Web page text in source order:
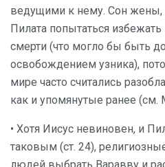
ведущими к нему. Сон жены,
Пилата попытаться
смерти (что могло бы быть
освобождением узника),
мире часто считались
как и упомянутые ранее (см.
• Хотя Иисус невиновен, и
таковым (ст. 24),
людей выбрать Варавву и